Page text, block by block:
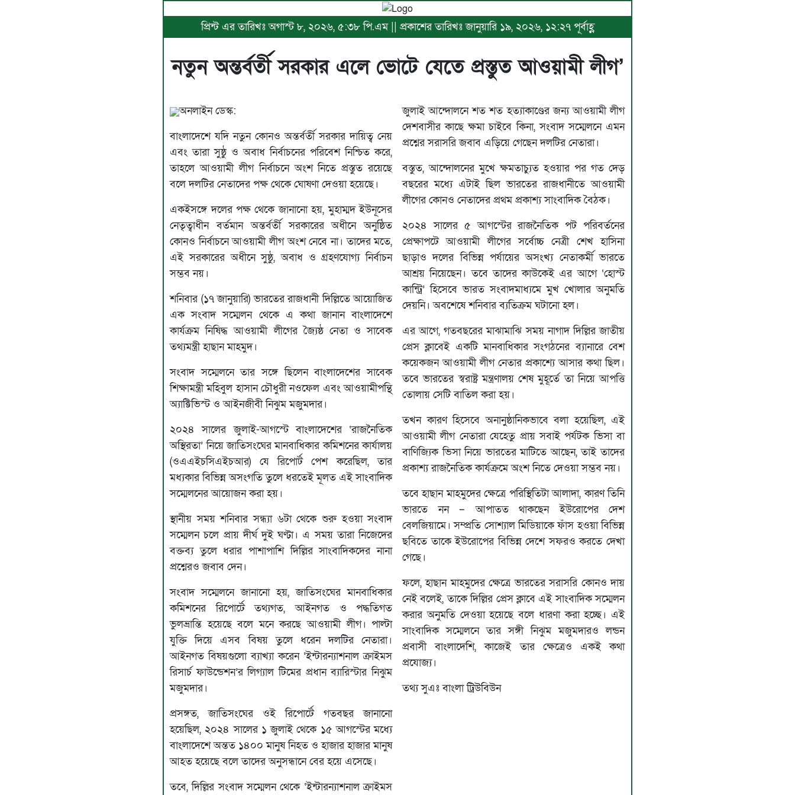
প্রিন্ট এর তারিখঃ অগাস্ট ৮, ২০২৬, ৫:৩৮ পি.এম || প্রকাশের তারিখঃ জানুয়ারি ১৯, ২০২৬, ১২:২৭ পূর্বাহ্ণ
নতুন অন্তর্বর্তী সরকার এলে ভোটে যেতে প্রস্তুত আওয়ামী লীগ’
অনলাইন ডেস্ক:
বাংলাদেশে যদি নতুন কোনও অন্তর্বর্তী সরকার দায়িত্ব নেয়
এবং তারা সুষ্ঠু ও অবাধ নির্বাচনের পরিবেশ নিশ্চিত করে,
তাহলে আওয়ামী লীগ নির্বাচনে অংশ নিতে প্রস্তুত রয়েছে
বলে দলটির নেতাদের পক্ষ থেকে ঘোষণা দেওয়া হয়েছে।
একইসঙ্গে দলের পক্ষ থেকে জানানো হয়, মুহাম্মদ ইউনূসের
নেতৃত্বাধীন বর্তমান অন্তর্বর্তী সরকারের অধীনে অনুষ্ঠিত
কোনও নির্বাচনে আওয়ামী লীগ অংশ নেবে না। তাদের মতে,
এই সরকারের অধীনে সুষ্ঠু, অবাধ ও গ্রহণযোগ্য নির্বাচন
সম্ভব নয়।
শনিবার (১৭ জানুয়ারি) ভারতের রাজধানী দিল্লিতে আয়োজিত
এক সংবাদ সম্মেলন থেকে এ কথা জানান বাংলাদেশে
কার্যক্রম নিষিদ্ধ আওয়ামী লীগের জ্যৈষ্ঠ নেতা ও সাবেক
তথ্যমন্ত্রী হাছান মাহমুদ।
সংবাদ সম্মেলনে তার সঙ্গে ছিলেন বাংলাদেশের সাবেক
শিক্ষামন্ত্রী মহিবুল হাসান চৌধুরী নওফেল এবং আওয়ামীপন্থি
অ্যাক্টিভিস্ট ও আইনজীবী নিঝুম মজুমদার।
২০২৪ সালের জুলাই-আগস্টে বাংলাদেশের ‘রাজনৈতিক
অস্থিরতা’ নিয়ে জাতিসংঘের মানবাধিকার কমিশনের কার্যালয়
(ওএএইচসিএইচআর) যে রিপোর্ট পেশ করেছিল, তার
মধ্যকার বিভিন্ন অসংগতি তুলে ধরতেই মূলত এই সাংবাদিক
সম্মেলনের আয়োজন করা হয়।
স্থানীয় সময় শনিবার সন্ধ্যা ৬টা থেকে শুরু হওয়া সংবাদ
সম্মেলন চলে প্রায় দীর্ঘ দুই ঘণ্টা। এ সময় তারা নিজেদের
বক্তব্য তুলে ধরার পাশাপাশি দিল্লির সাংবাদিকদের নানা
প্রশ্নেরও জবাব দেন।
সংবাদ সম্মেলনে জানানো হয়, জাতিসংঘের মানবাধিকার
কমিশনের রিপোর্টে তথ্যগত, আইনগত ও পদ্ধতিগত
ভুলভ্রান্তি হয়েছে বলে মনে করছে আওয়ামী লীগ। পাল্টা
যুক্তি দিয়ে এসব বিষয় তুলে ধরেন দলটির নেতারা।
আইনগত বিষয়গুলো ব্যাখ্যা করেন ‘ইন্টারন্যাশনাল ক্রাইমস
রিসার্চ ফাউন্ডেশন’র লিগ্যাল টিমের প্রধান ব্যারিস্টার নিঝুম
মজুমদার।
প্রসঙ্গত, জাতিসংঘের ওই রিপোর্টে গতবছর জানানো
হয়েছিল, ২০২৪ সালের ১ জুলাই থেকে ১৫ আগস্টের মধ্যে
বাংলাদেশে অন্তত ১৪০০ মানুষ নিহত ও হাজার হাজার মানুষ
আহত হয়েছে বলে তাদের অনুসন্ধানে বের হয়ে এসেছে।
তবে, দিল্লির সংবাদ সম্মেলন থেকে ‘ইন্টারন্যাশনাল ক্রাইমস
জুলাই আন্দোলনে শত শত হত্যাকাণ্ডের জন্য আওয়ামী লীগ
দেশবাসীর কাছে ক্ষমা চাইবে কিনা, সংবাদ সম্মেলনে এমন
প্রশ্নের সরাসরি জবাব এড়িয়ে গেছেন দলটির নেতারা।
বস্তুত, আন্দোলনের মুখে ক্ষমতাচ্যুত হওয়ার পর গত দেড়
বছরের মধ্যে এটাই ছিল ভারতের রাজধানীতে আওয়ামী
লীগের কোনও নেতাদের প্রথম প্রকাশ্য সাংবাদিক বৈঠক।
২০২৪ সালের ৫ আগস্টের রাজনৈতিক পট পরিবর্তনের
প্রেক্ষাপটে আওয়ামী লীগের সর্বোচ্চ নেত্রী শেখ হাসিনা
ছাড়াও দলের বিভিন্ন পর্যায়ের অসংখ্য নেতাকর্মী ভারতে
আশ্রয় নিয়েছেন। তবে তাদের কাউকেই এর আগে ‘হোস্ট
কান্ট্রি’ হিসেবে ভারত সংবাদমাধ্যমে মুখ খোলার অনুমতি
দেয়নি। অবশেষে শনিবার ব্যতিক্রম ঘটানো হল।
এর আগে, গতবছরের মাঝামাঝি সময় নাগাদ দিল্লির জাতীয়
প্রেস ক্লাবেই একটি মানবাধিকার সংগঠনের ব্যানারে বেশ
কয়েকজন আওয়ামী লীগ নেতার প্রকাশ্যে আসার কথা ছিল।
তবে ভারতের স্বরাষ্ট্র মন্ত্রণালয় শেষ মুহূর্তে তা নিয়ে আপত্তি
তোলায় সেটি বাতিল করা হয়।
তখন কারণ হিসেবে অনানুষ্ঠানিকভাবে বলা হয়েছিল, এই
আওয়ামী লীগ নেতারা যেহেতু প্রায় সবাই পর্যটক ভিসা বা
বাণিজ্যিক ভিসা নিয়ে ভারতের মাটিতে আছেন, তাই তাদের
প্রকাশ্য রাজনৈতিক কার্যক্রমে অংশ নিতে দেওয়া সম্ভব নয়।
তবে হাছান মাহমুদের ক্ষেত্রে পরিস্থিতিটা আলাদা, কারণ তিনি
ভারতে নন – আপাতত থাকছেন ইউরোপের দেশ
বেলজিয়ামে। সম্প্রতি সোশ্যাল মিডিয়াকে ফাঁস হওয়া বিভিন্ন
ছবিতে তাকে ইউরোপের বিভিন্ন দেশে সফরও করতে দেখা
গেছে।
ফলে, হাছান মাহমুদের ক্ষেত্রে ভারতের সরাসরি কোনও দায়
নেই বলেই, তাকে দিল্লির প্রেস ক্লাবে এই সাংবাদিক সম্মেলন
করার অনুমতি দেওয়া হয়েছে বলে ধারণা করা হচ্ছে। এই
সাংবাদিক সম্মেলনে তার সঙ্গী নিঝুম মজুমদারও লন্ডন
প্রবাসী বাংলাদেশি, কাজেই তার ক্ষেত্রেও একই কথা
প্রযোজ্য।
তথ্য সুএঃ বাংলা ট্রিউবিউন